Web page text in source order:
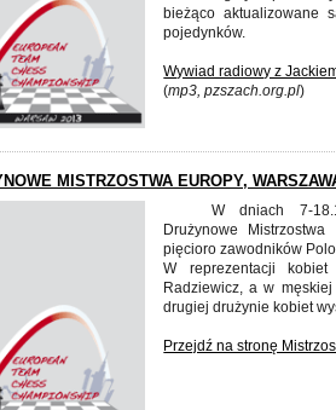
bieżąco aktualizowane
pojedynków.
Wywiad radiowy z
(mp3, pzszach.org.pl)
MISTRZOSTWA EUROPY,
W dniach 7-
Drużynowe
pięcioro zawodników
W reprezentacji
Radziewicz, a w
drugiej drużynie kobiet
Przejdź na stronę